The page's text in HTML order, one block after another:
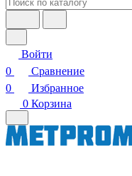
Войти
0
Сравнение
0
Избранное
0 Корзина